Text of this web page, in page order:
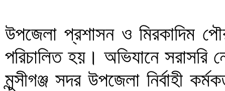
উপজেলা প্রশাসন ও মিরকাদিম
পরিচালিত হয়। অভিযানে সরাসরি
মুন্সীগঞ্জ সদর উপজেলা নির্বাহী